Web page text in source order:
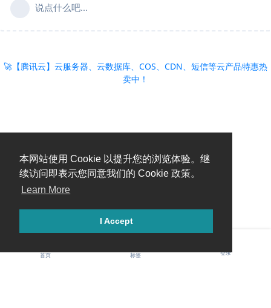
本网站使用 Cookie 以提升您的浏览体验。继
续访问即表示您同意我们的 Cookie 政策。
Learn More
I Accept
说点什么吧...
🚀【腾讯云】云服务器、云数据库、COS、CDN、短信等云产品特惠热
卖中！
首页 标签 登录